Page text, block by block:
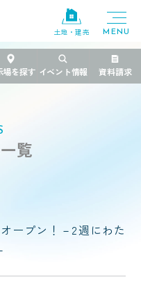
土地・建売
TOP
覧
ープン！－2週にわた